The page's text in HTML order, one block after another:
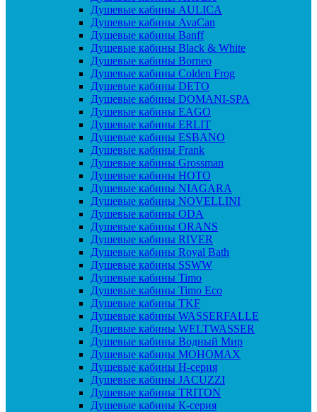
Душевые кабины AULICA
Душевые кабины AvaCan
Душевые кабины Banff
Душевые кабины Black & White
Душевые кабины Borneo
Душевые кабины Colden Frog
Душевые кабины DETO
Душевые кабины DOMANI-SPA
Душевые кабины EAGO
Душевые кабины ERLIT
Душевые кабины ESBANO
Душевые кабины Frank
Душевые кабины Grossman
Душевые кабины HOTO
Душевые кабины NIAGARA
Душевые кабины NOVELLINI
Душевые кабины ODA
Душевые кабины ORANS
Душевые кабины RIVER
Душевые кабины Royal Bath
Душевые кабины SSWW
Душевые кабины Timo
Душевые кабины Timo Eco
Душевые кабины TKF
Душевые кабины WASSERFALLE
Душевые кабины WELTWASSER
Душевые кабины Водный Мир
Душевые кабины МОНОМАХ
Душевые кабины H-серия
Душевые кабины JACUZZI
Душевые кабины TRITON
Душевые кабины К-серия